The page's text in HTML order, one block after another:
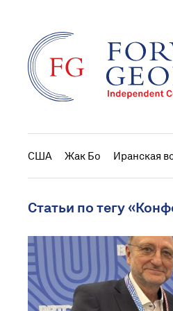
США Жак Бо Иранская
Статьи по тегу